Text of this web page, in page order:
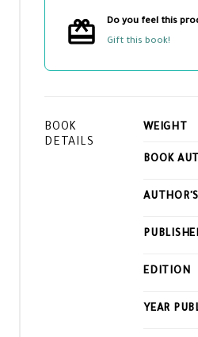
Do you feel this
Gift this book!
BOOK
DETAILS
WEIGHT
BOOK
EDITION
YEAR